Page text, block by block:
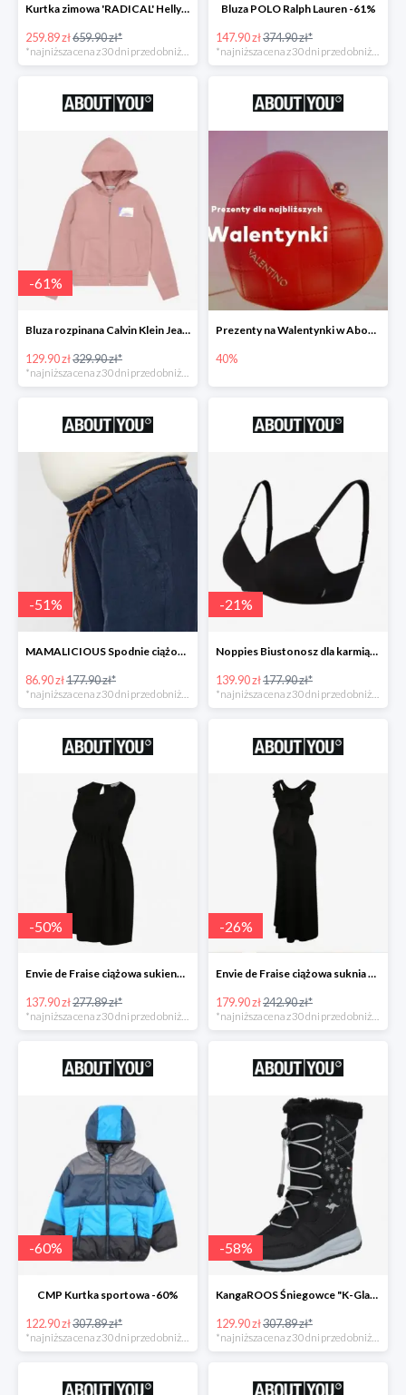
Kurtka zimowa 'RADICAL' Helly Hansen -61%
259.89 zł659.90 zł*
Bluza POLO Ralph Lauren -61%
147.90 zł374.90 zł*
-61%
Bluza rozpinana Calvin Klein Jeans -61%
129.90 zł329.90 zł*
Prezenty na Walentynki w About You do -40%
40%
-51%
MAMALICIOUS Spodnie ciążowe -51%
86.90 zł177.90 zł*
*najniższa cena z 30 dni przed obniżką
-21%
Noppies Biustonosz dla karmiących -21%
139.90 zł177.90 zł*
*najniższa cena z 30 dni przed obniżką
-50%
Envie de Fraise ciążowa sukienka 'Madeleine' -50%
137.90 zł277.89 zł*
-26%
Envie de Fraise ciążowa suknia wieczorowa 'Lucille' -26%
179.90 zł242.90 zł*
-60%
CMP Kurtka sportowa -60%
122.90 zł307.89 zł*
*najniższa cena z 30 dni przed obniżką
-58%
KangaROOS Śniegowce "K-Glaze RTX -60%
129.90 zł307.89 zł*
*najniższa cena z 30 dni przed obniżką